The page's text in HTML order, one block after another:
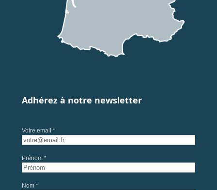
Adhérez à notre newsletter
Votre email *
Prénom *
Nom *